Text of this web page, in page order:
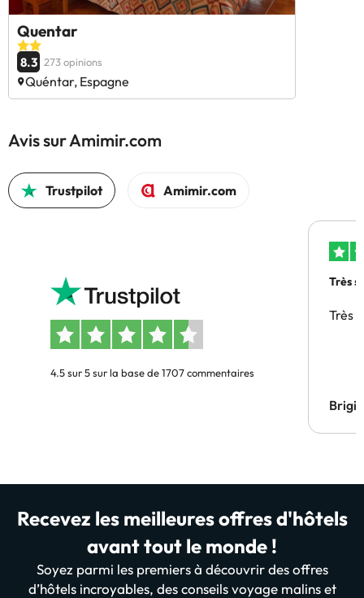
Quentar
8.3 273 opinions
Quéntar, Espagne
Avis sur Amimir.com
Trustpilot Amimir.com
4.5 sur 5 sur la base de 1707 commentaires
Très
Très
Recevez les meilleures offres d'hôtels
avant tout le monde !
Soyez parmi les premiers à découvrir des offres
d’hôtels incroyables, des conseils voyage malins et